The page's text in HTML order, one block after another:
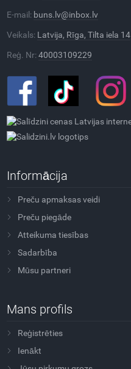
E-mail: buns.lv@inbox.lv
Veikals: Latvija, Rīga, Tilta iela 14
Reģ. Nr:40003109229
Informācija
Preču apmaksas veidi
Preču piegāde
Atteikuma tiesības
Sadarbība
Mūsu partneri
Mans profils
Reģistrēties
Ienākt